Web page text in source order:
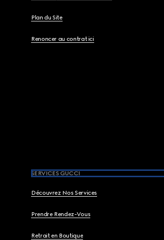
Plan du Site
Renoncer au contrat ici
SERVICES GUCCI
Découvrez Nos Services
Prendre Rendez-Vous
Retrait en Boutique